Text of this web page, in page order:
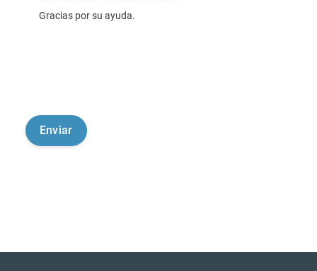
Gracias por su ayuda.